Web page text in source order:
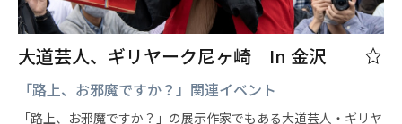
大道芸人、ギリヤーク尼ヶ崎 In 金沢
「路上、お邪魔ですか？」関連イベント
「路上、お邪魔ですか？」の展示作家でもある大道芸人・ギリヤ